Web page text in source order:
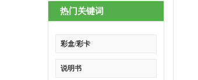
热门关键词
彩盒/彩卡
说明书